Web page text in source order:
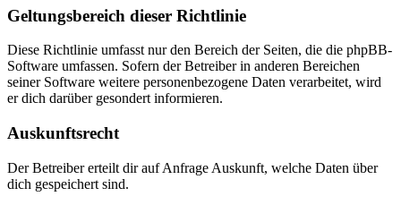
Geltungsbereich dieser Richtlinie
Diese Richtlinie umfasst nur den Bereich der Seiten, die die phpBB-
Software umfassen. Sofern der Betreiber in anderen Bereichen
seiner Software weitere personenbezogene Daten verarbeitet, wird
er dich darüber gesondert informieren.
Auskunftsrecht
Der Betreiber erteilt dir auf Anfrage Auskunft, welche Daten über
dich gespeichert sind.